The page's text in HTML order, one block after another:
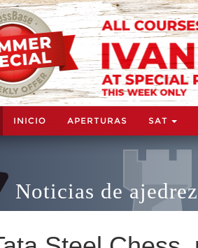
INICIO APERTURAS SAT
Noticias de ajedrez